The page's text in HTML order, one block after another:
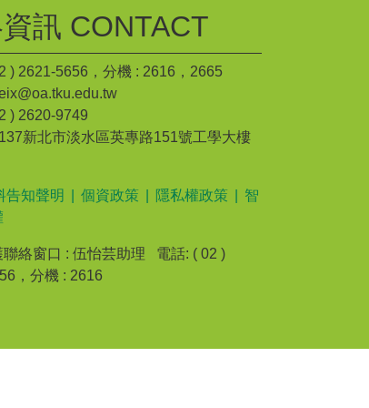
訊 CONTACT
) 2621-5656，分機 : 2616，2665
) 2620-9749
新北市淡水區英專路151號工學大樓
告知聲明 個資政策 隱私權政策
智
聯絡窗口 : 伍怡芸助理 電話: ( 02 )
，分機 : 2616